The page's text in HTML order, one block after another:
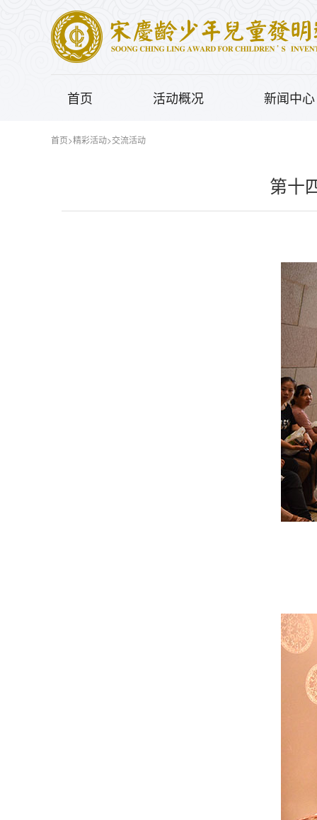
首页 活动概况 新闻中心
首页>精彩活动>交流活动
第十